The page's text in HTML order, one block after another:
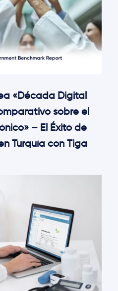
«Década Digital
sobre el
– El Éxito de
Turquía con Tiga